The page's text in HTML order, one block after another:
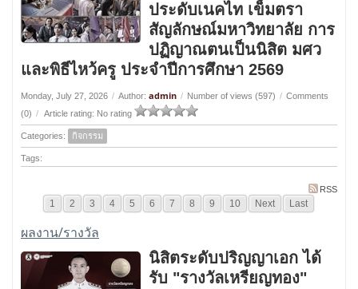
ประดับเนคไท เข็มตรา
สัญลักษณ์มหาวิทยาลัย การ
ปฏิญาณตนเป็นนิสิต มศว
และพิธีไหว้ครู ประจำปีการศึกษา 2569
Monday, July 27, 2026 / Author: admin / Number of views (597) / Comments
(0) / Article rating: No rating
Categories: กิจกรรม
Tags:
RSS
1 2 3 4 5 6 7 8 9 10 Next Last
ผลงาน/รางวัล
นิสิตระดับปริญญาเอก ได้
รับ "รางวัลเหรียญทอง"